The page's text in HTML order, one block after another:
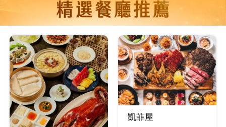
一部位牛肉特性，創
造出各種牛排料理方
式，並引領台灣牛排
市場推廣至極，而他
所創造出來的「老饕
牛排」更讓美國人驚
艷而成了現今美國牛
排館裡的菜單選項，
他就是台灣資深名廚
凱菲屋